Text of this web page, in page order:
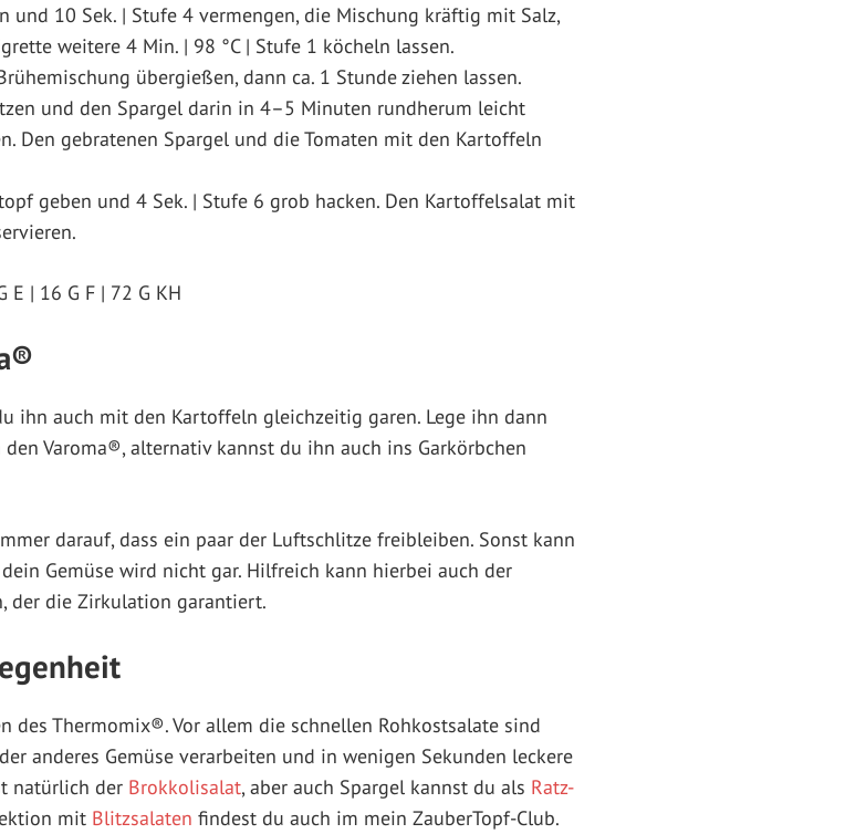
und 10 Sek. | Stufe 4 vermengen, die Mischung kräftig mit Salz,
weitere 4 Min. | 98 °C | Stufe 1 köcheln lassen.
übergießen, dann ca. 1 Stunde ziehen lassen.
und den Spargel darin in 4–5 Minuten rundherum leicht
Den gebratenen Spargel und die Tomaten mit den Kartoffeln
geben und 4 Sek. | Stufe 6 grob hacken. Den Kartoffelsalat mit
E | 16 G F | 72 G KH
ihn auch mit den Kartoffeln gleichzeitig garen. Lege ihn dann
Varoma®, alternativ kannst du ihn auch ins Garkörbchen
darauf, dass ein paar der Luftschlitze freibleiben. Sonst kann
Gemüse wird nicht gar. Hilfreich kann hierbei auch der
der die Zirkulation garantiert.
des Thermomix®. Vor allem die schnellen Rohkostsalate sind
anderes Gemüse verarbeiten und in wenigen Sekunden leckere
natürlich der Brokkolisalat, aber auch Spargel kannst du als Ratz-
mit Blitzsalaten findest du auch im mein ZauberTopf-Club.